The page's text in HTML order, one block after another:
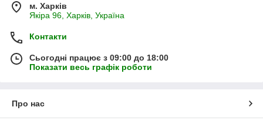
м. Харків
Якіра 96, Харків, Україна
Контакти
Сьогодні працює з 09:00 до 18:00
Показати весь графік роботи
Про нас